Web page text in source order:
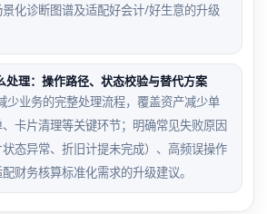
化诊断图谱及适配好会计/好生意的升级
处理：操作路径、状态校验与替代方案
少业务的完整处理流程，覆盖资产减少单
卡片清理等关键环节；明确常见失败原因
状态异常、折旧计提未完成）、高频误操作
财务核算标准化需求的升级建议。